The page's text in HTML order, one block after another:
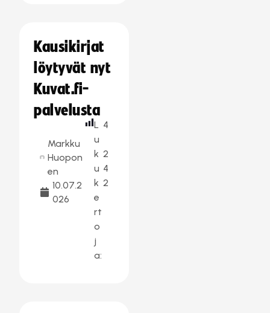
Kausikirjat
löytyvät nyt
Kuvat.fi-
palvelusta
Markku
Huopon
en
10.07.2
026
L
u
k
u
k
e
rt
o
j
a:
4
2
4
2